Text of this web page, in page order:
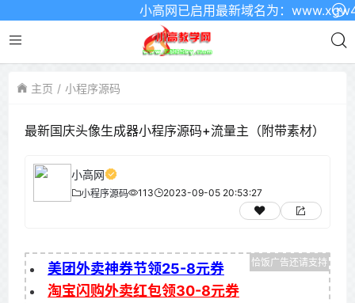
小高网已启用最新域名为：
主页 小程序源码
最新国庆头像生成器小程序源码+流量主（附带素材）
小高网
小程序源码 113 2023-09-05 20:53:27
美团外卖神券节领25-8元券
淘宝闪购外卖红包领30-8元券